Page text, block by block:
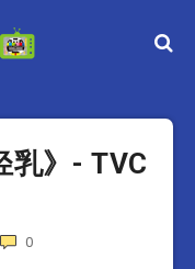
乳》- TVC
0